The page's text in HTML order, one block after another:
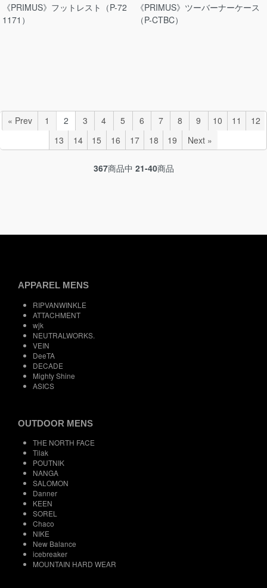
《PRIMUS》フットレスト（P-72
1171）
《PRIMUS》ツーバーナーケース
（P-CTBC）
« Prev 1 2 3 4 5 6 7 8 9 10 11
12
13
14 15 16 17 18 19 Next »
367商品中 21-40商品
APPAREL MENS
RIPVANWINKLE
ATTACHMENT
wjk
NEUTRALWORKS.
VEIN
DeeTA
DECADE
Mighty Shine
ASICS
OUTDOOR MENS
THE NORTH FACE
Tilak
POUTNIK
NANGA
SALOMON
Danner
KEEN
SOREL
Chaco
NIKE
New Balance
icebreaker
MOUNTAIN HARD WEAR